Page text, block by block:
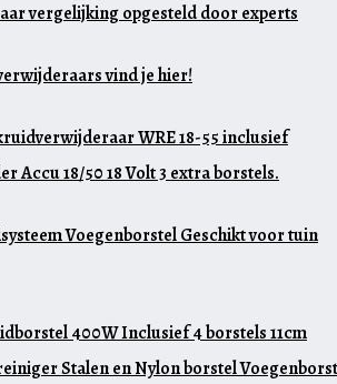
vergelijking opgesteld door experts
vind je hier!
WRE 18-55 inclusief
Accu 18/50 18 Volt 3 extra borstels.
Voegenborstel Geschikt voor tuin
400W Inclusief 4 borstels 11cm
Stalen en Nylon borstel